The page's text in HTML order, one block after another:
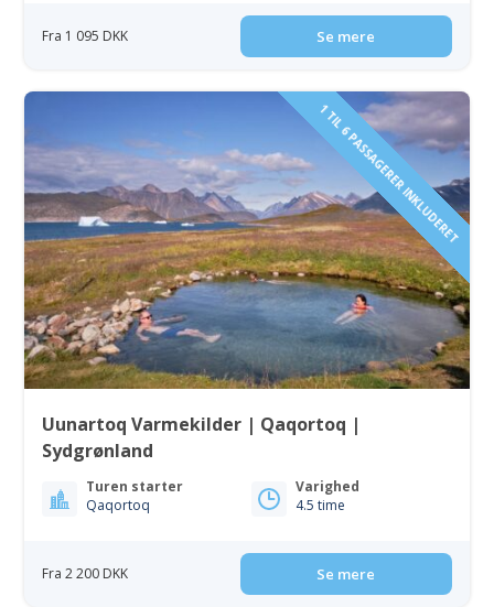
Fra 1 095 DKK Se mere
1 TIL 6 PASSAGERER INKLUDERET
Uunartoq Varmekilder | Qaqortoq |
Sydgrønland
Turen starter
Qaqortoq
Varighed
4.5 time
Fra 2 200 DKK Se mere